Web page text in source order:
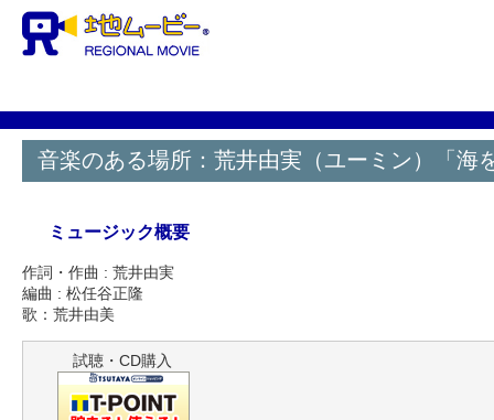
音楽のある場所：荒井由実（ユーミン）「海
ミュージック概要
作詞・作曲 : 荒井由実
編曲 : 松任谷正隆
歌：荒井由美
試聴・CD購入